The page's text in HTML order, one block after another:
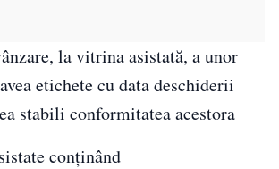
la vitrina asistată, a unor
etichete cu data deschiderii
stabili conformitatea acestora
conținând